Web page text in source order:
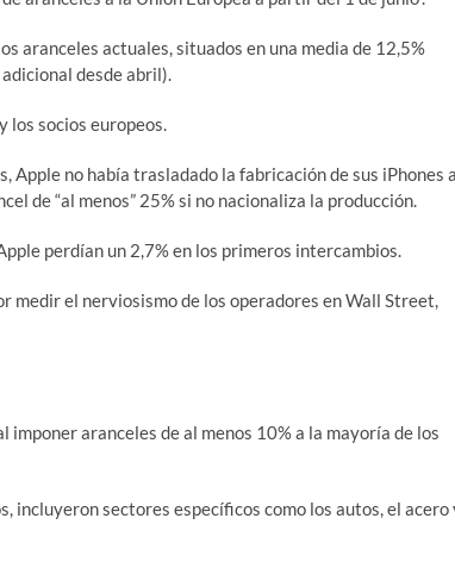
aranceles actuales, situados en una media de 12,5%
desde abril).
socios europeos.
Apple no había trasladado la fabricación de sus iPhones
de “al menos” 25% si no nacionaliza la producción.
perdían un 2,7% en los primeros intercambios.
medir el nerviosismo de los operadores en Wall Street,
aranceles de al menos 10% a la mayoría de los
incluyeron sectores específicos como los autos, el acero